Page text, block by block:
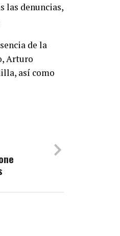
las denuncias,
de la
Arturo
así como